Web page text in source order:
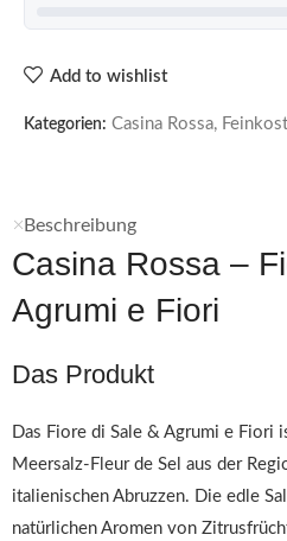
Add to wishlist
Kategorien: Casina Rossa, Feinkost
Beschreibung
Casina Rossa –
Agrumi e Fiori
Das Produkt
Das Fiore di Sale & Agrumi e Fiori
Meersalz-Fleur de Sel aus der
italienischen Abruzzen. Die edle
natürlichen Aromen von